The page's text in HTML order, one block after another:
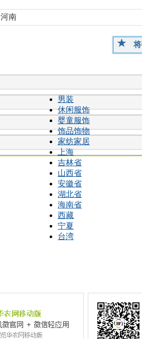
河南
男装
休闲服饰
婴童服饰
饰品饰物
家纺家居
上海
吉林省
山西省
安徽省
湖北省
海南省
西藏
宁夏
台湾